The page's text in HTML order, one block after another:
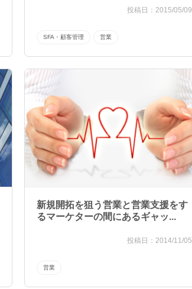
2015/05/09
SFA・顧客管理 営業
新規開拓を狙う営業と営業支援をす
るマーケターの間にあるギャッ...
2014/11/05
営業